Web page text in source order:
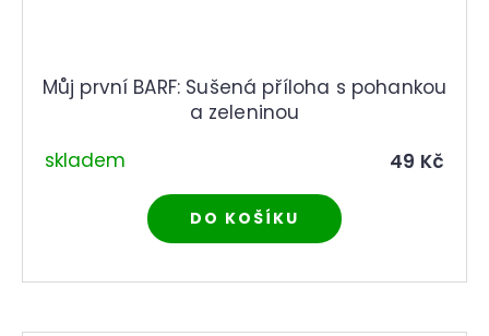
Můj první BARF: Sušená příloha s pohankou
a zeleninou
skladem
49 Kč
DO KOŠÍKU